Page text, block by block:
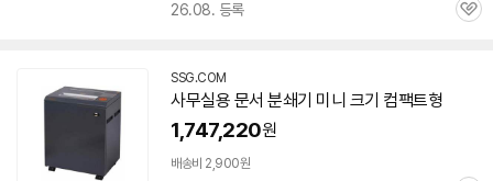
26.08. 등록
관
SSG.COM
사무실용 문서 분쇄기 미니 크기 컴팩트형
1,747,220원
배송비 2,900원